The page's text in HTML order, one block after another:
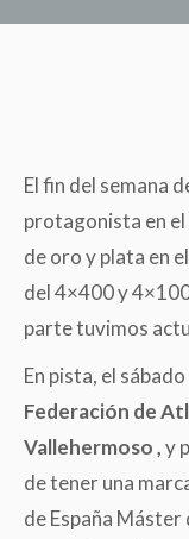
El fin del semana
protagonista en
de oro y plata en
del 4×400 y
parte tuvimos
En pista, el
Federación de
Vallehermoso ,y
de tener una
de España Máster